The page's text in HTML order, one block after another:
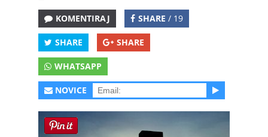
KOMENTIRAJ SHARE / 19
SHARE SHARE
WHATSAPP
NOVICE